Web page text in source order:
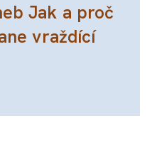
Jak a proč
vraždící